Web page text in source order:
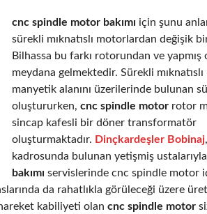
cnc spindle motor bakımı için şunu
sürekli mıknatıslı motorlardan değişik
Bilhassa bu farkı rotorundan ve yapmış
meydana gelmektedir. Sürekli
manyetik alanını üzerilerinde bulunan
oluştururken, cnc spindle motor rotor
sincap kafesli bir döner transformatör
oluşturmaktadır. Dinçkardeşler Bobinaj
kadrosunda bulunan yetişmiş ustalarıyla
bakımı servislerinde cnc spindle motor
da rahatlıkla görüleceği üzere
kabiliyeti olan cnc spindle motor